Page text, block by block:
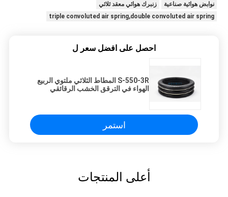
نوابض هوائية صناعية
زنبرك هوائي معقد ثلاثي
triple convoluted air spring,double convoluted air spring
احصل على افضل سعر ل
S-550-3R المطاط الثلاثي ملتوي الربيع
الهواء في الترقق الخشب الرقائقي
استمر
أعلى المنتجات